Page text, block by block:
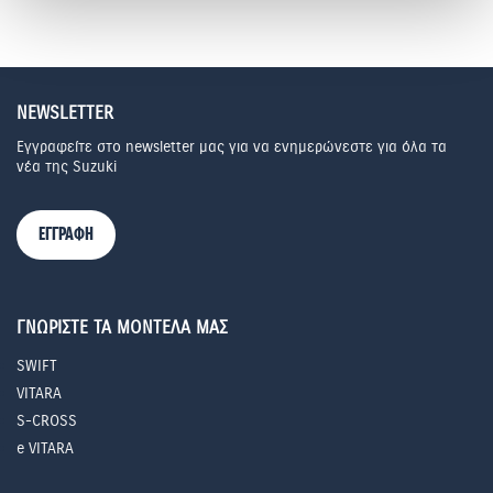
ΓΝΩΡΙΣΤΕ ΤΑ ΜΟΝΤΕΛΑ ΜΑΣ
SWIFT
VITARA
S-CROSS
e VITARA
NEWSLETTER
Εγγραφείτε στο newsletter μας για να ενημερώνεστε για όλα τα
νέα της Suzuki
ΕΓΓΡΑΦΗ